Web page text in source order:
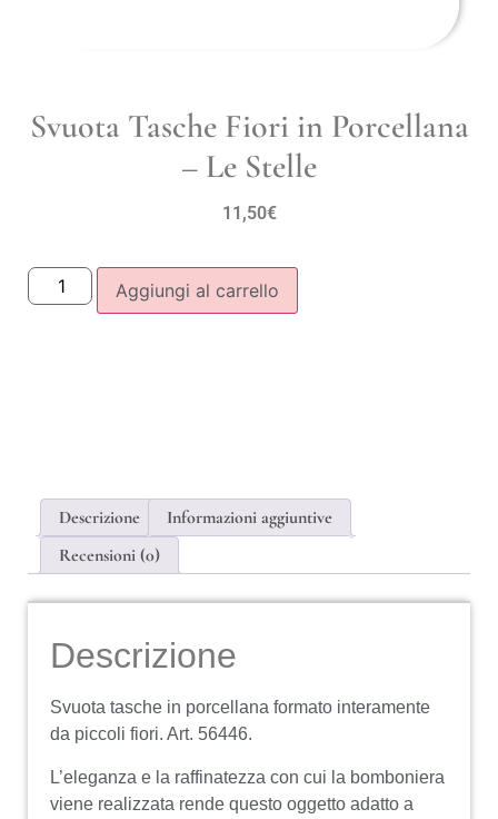
Svuota Tasche Fiori in Porcellana
– Le Stelle
11,50€
Aggiungi al carrello
Descrizione
Informazioni aggiuntive
Recensioni (0)
Descrizione
Svuota tasche in porcellana formato interamente
da piccoli fiori. Art. 56446.
L’eleganza e la raffinatezza con cui la bomboniera
viene realizzata rende questo oggetto adatto a